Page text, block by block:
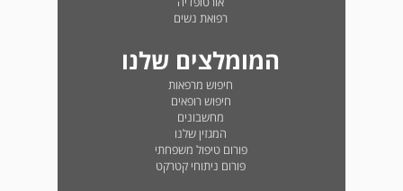
רפואת נשים
המומלצים שלנו
חיפוש מרפאות
חיפוש רופאים
מחשבונים
המגזין שלנו
פורום טיפול משפחתי
פורום ניתוחי קטרקט